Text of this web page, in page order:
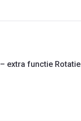
extra functie Rotatie